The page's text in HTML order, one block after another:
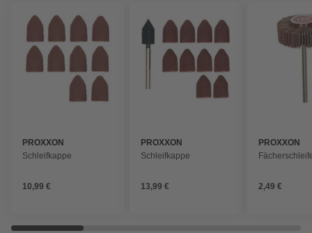
PROXXON
Schleifkappe
10,99 €
PROXXON
Schleifkappe
13,99 €
PROXXON
2,49 €